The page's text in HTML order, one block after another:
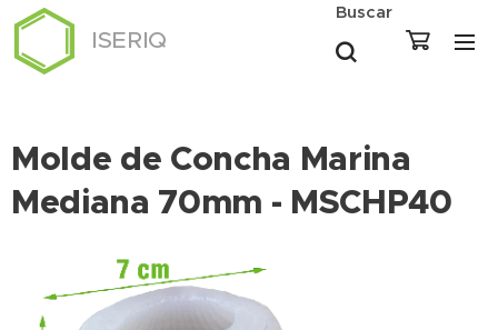
ISERIQ
Buscar
Molde de Concha Marina
Mediana 70mm - MSCHP40